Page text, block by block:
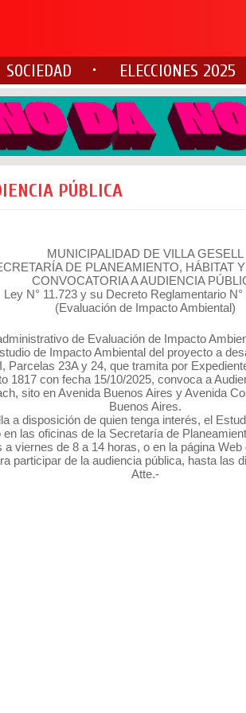
SOCIEDAD ELECCIONES 2025
PÚBLICA
MUNICIPALIDAD DE VILLA GESELL
DE PLANEAMIENTO, HÁBITAT
CONVOCATORIA A AUDIENCIA
Ley N° 11.723 y su Decreto Reglamentario N°
(Evaluación de Impacto Ambiental)
de Evaluación de Impacto
de Impacto Ambiental del proyecto a
23A y 24, que tramita por
1817 con fecha 15/10/2025, convoca a
sito en Avenida Buenos Aires y Avenida
Buenos Aires.
a disposición de quien tenga interés, el
las oficinas de la Secretaría de
a viernes de 8 a 14 horas, o en la página Web
participar de la audiencia pública, hasta las
Atte.-